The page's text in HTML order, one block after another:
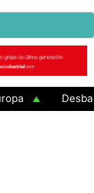
Desbaste